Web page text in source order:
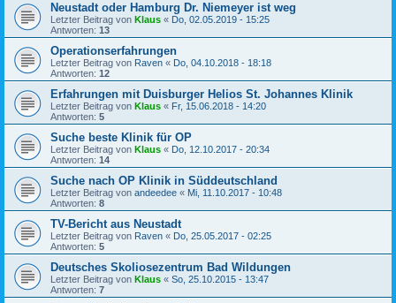
Neustadt oder Hamburg Dr. Niemeyer ist weg
Letzter Beitrag von Klaus « Do, 02.05.2019 - 15:25
Antworten: 13
Operationserfahrungen
Letzter Beitrag von Raven « Do, 04.10.2018 - 18:18
Antworten: 12
Erfahrungen mit Duisburger Helios St. Johannes Klinik
Letzter Beitrag von Klaus « Fr, 15.06.2018 - 14:20
Antworten: 5
Suche beste Klinik für OP
Letzter Beitrag von Klaus « Do, 12.10.2017 - 20:34
Antworten: 14
Suche nach OP Klinik in Süddeutschland
Letzter Beitrag von andeedee « Mi, 11.10.2017 - 10:48
Antworten: 8
TV-Bericht aus Neustadt
Letzter Beitrag von Raven « Do, 25.05.2017 - 02:25
Antworten: 5
Deutsches Skoliosezentrum Bad Wildungen
Letzter Beitrag von Klaus « So, 25.10.2015 - 13:47
Antworten: 7